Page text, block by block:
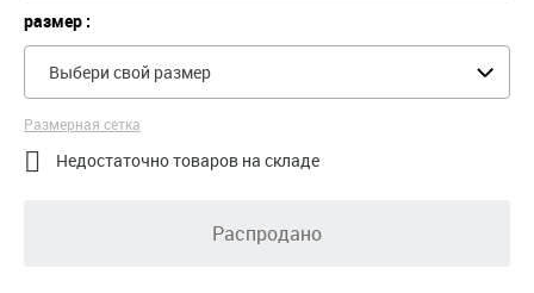
размер :
Выбери свой размер
Размерная сетка
 Недостаточно товаров на складе
Распродано